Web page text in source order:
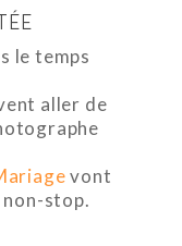
le temps
aller de
vont
non-stop.